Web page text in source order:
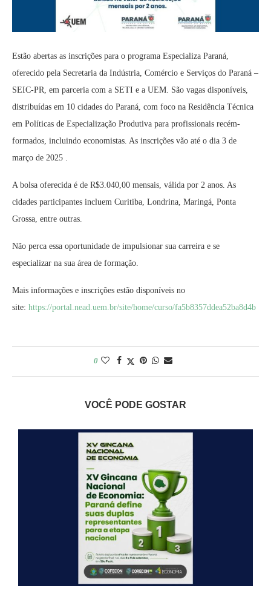
Estão abertas as inscrições para o programa Especializa Paraná,
oferecido pela Secretaria da Indústria, Comércio e Serviços do Paraná –
SEIC-PR, em parceria com a SETI e a UEM. São vagas disponíveis,
distribuídas em 10 cidades do Paraná, com foco na Residência Técnica
em Políticas de Especialização Produtiva para profissionais recém-
formados, incluindo economistas. As inscrições vão até o dia 3 de
março de 2025 .
A bolsa oferecida é de R$3.040,00 mensais, válida por 2 anos. As
cidades participantes incluem Curitiba, Londrina, Maringá, Ponta
Grossa, entre outras.
Não perca essa oportunidade de impulsionar sua carreira e se
especializar na sua área de formação.
Mais informações e inscrições estão disponíveis no
site: https://portal.nead.uem.br/site/home/curso/fa5b8357ddea52ba8d4b
0
VOCÊ PODE GOSTAR